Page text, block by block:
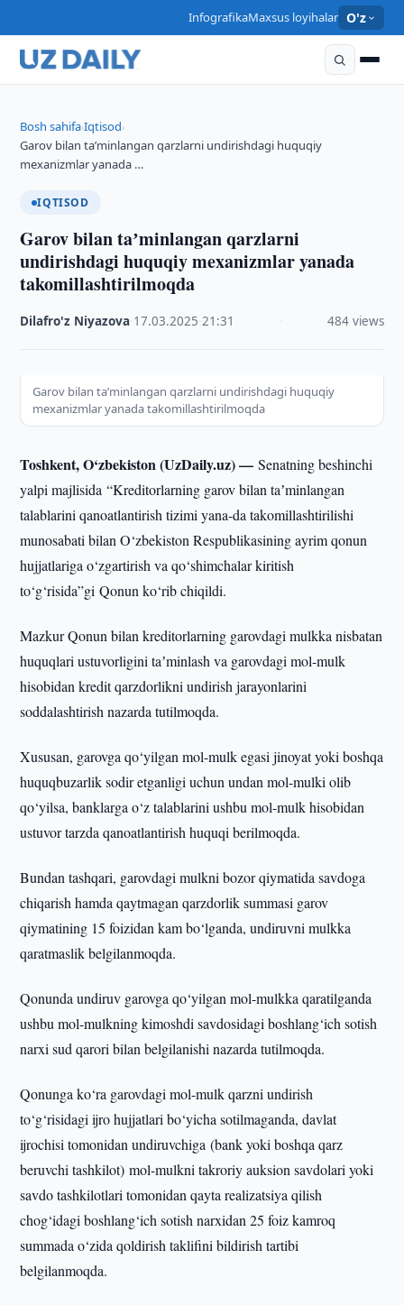
InfografikaMaxsus loyihalar O'z
Bosh sahifa›Iqtisod›
Garov bilan taʼminlangan qarzlarni undirishdagi huquqiy
mexanizmlar yanada …
IQTISOD
Garov bilan taʼminlangan qarzlarni
undirishdagi huquqiy mexanizmlar yanada
takomillashtirilmoqda
Dilafro'z Niyazova 17.03.2025 ·21:31 484 views
Garov bilan taʼminlangan qarzlarni undirishdagi huquqiy
mexanizmlar yanada takomillashtirilmoqda
Toshkent, O‘zbekiston (UzDaily.uz) —Senatning beshinchi
yalpi majlisida “Kreditorlarning garov bilan taʼminlangan
talablarini qanoatlantirish tizimi yana-da takomillashtirilishi
munosabati bilan O‘zbekiston Respublikasining ayrim qonun
hujjatlariga o‘zgartirish va qo‘shimchalar kiritish
to‘g‘risida”gi Qonun ko‘rib chiqildi.
Mazkur Qonun bilan kreditorlarning garovdagi mulkka nisbatan
huquqlari ustuvorligini taʼminlash va garovdagi mol-mulk
hisobidan kredit qarzdorlikni undirish jarayonlarini
soddalashtirish nazarda tutilmoqda.
Xususan, garovga qo‘yilgan mol-mulk egasi jinoyat yoki boshqa
huquqbuzarlik sodir etganligi uchun undan mol-mulki olib
qo‘yilsa, banklarga o‘z talablarini ushbu mol-mulk hisobidan
ustuvor tarzda qanoatlantirish huquqi berilmoqda.
Bundan tashqari, garovdagi mulkni bozor qiymatida savdoga
chiqarish hamda qaytmagan qarzdorlik summasi garov
qiymatining 15 foizidan kam bo‘lganda, undiruvni mulkka
qaratmaslik belgilanmoqda.
Qonunda undiruv garovga qo‘yilgan mol-mulkka qaratilganda
ushbu mol-mulkning kimoshdi savdosidagi boshlang‘ich sotish
narxi sud qarori bilan belgilanishi nazarda tutilmoqda.
Qonunga ko‘ra garovdagi mol-mulk qarzni undirish
to‘g‘risidagi ijro hujjatlari bo‘yicha sotilmaganda, davlat
ijrochisi tomonidan undiruvchiga (bank yoki boshqa qarz
beruvchi tashkilot) mol-mulkni takroriy auksion savdolari yoki
savdo tashkilotlari tomonidan qayta realizatsiya qilish
chog‘idagi boshlang‘ich sotish narxidan 25 foiz kamroq
summada o‘zida qoldirish taklifini bildirish tartibi
belgilanmoqda.